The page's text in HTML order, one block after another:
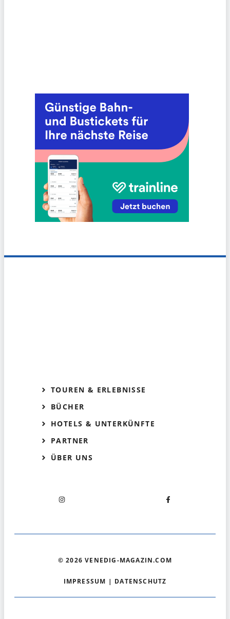
TOUREN & ERLEBNISSE
BÜCHER
HOTELS & UNTERKÜNFTE
PARTNER
ÜBER UNS
© 2026 VENEDIG-MAGAZIN.COM
IMPRESSUM | DATENSCHUTZ